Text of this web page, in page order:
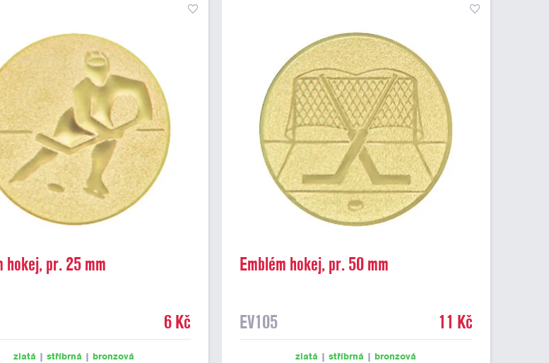
hokej, pr. 25 mm
6 Kč
zlatá | stříbrná | bronzová
Emblém hokej, pr. 50 mm
EV105 11 Kč
zlatá |stříbrná | bronzová